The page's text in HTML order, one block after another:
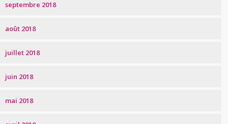
septembre 2018
août 2018
juillet 2018
juin 2018
mai 2018